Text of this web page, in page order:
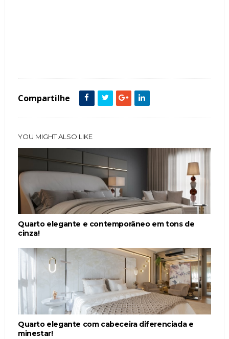
Compartilhe
YOU MIGHT ALSO LIKE
Quarto elegante e contemporâneo em tons de
cinza!
Quarto elegante com cabeceira diferenciada e
minestar!